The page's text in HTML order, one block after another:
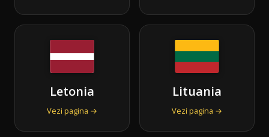
Letonia
Vezi pagina →
Lituania
Vezi pagina →